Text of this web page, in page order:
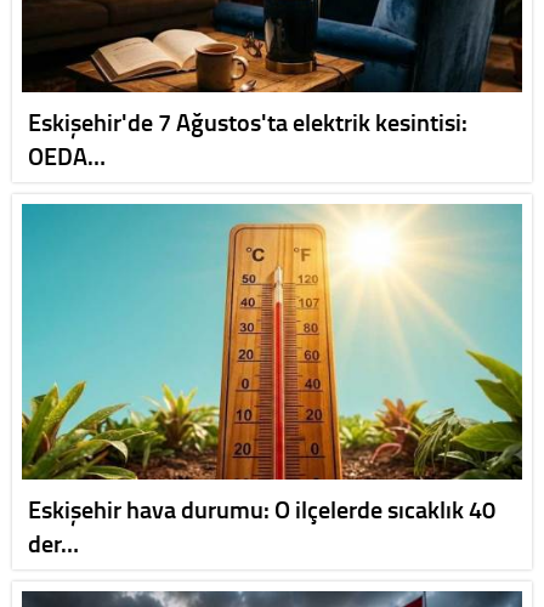
Eskişehir'de 7 Ağustos'ta elektrik kesintisi:
OEDA…
Eskişehir hava durumu: O ilçelerde sıcaklık 40
der…